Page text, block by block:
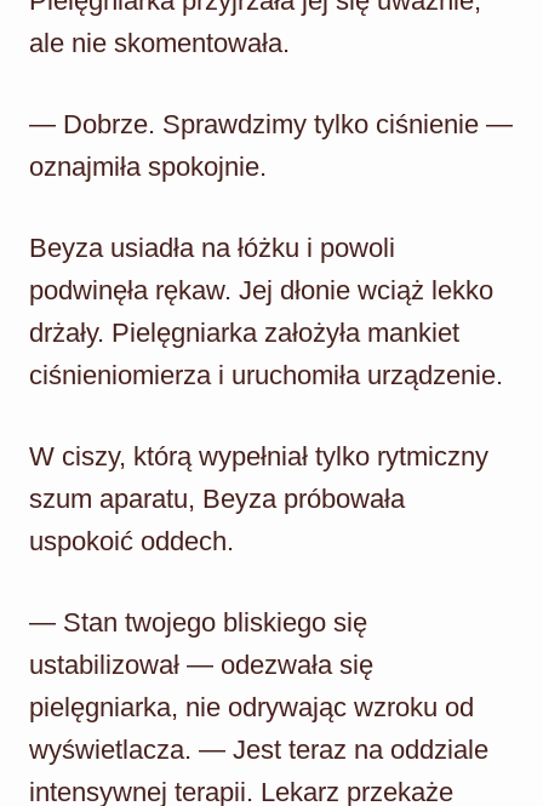
ale nie skomentowała.
— Dobrze. Sprawdzimy tylko ciśnienie —
oznajmiła spokojnie.
Beyza usiadła na łóżku i powoli
podwinęła rękaw. Jej dłonie wciąż lekko
drżały. Pielęgniarka założyła mankiet
ciśnieniomierza i uruchomiła urządzenie.
W ciszy, którą wypełniał tylko rytmiczny
szum aparatu, Beyza próbowała
uspokoić oddech.
— Stan twojego bliskiego się
ustabilizował — odezwała się
pielęgniarka, nie odrywając wzroku od
wyświetlacza. — Jest teraz na oddziale
intensywnej terapii. Lekarz przekaże